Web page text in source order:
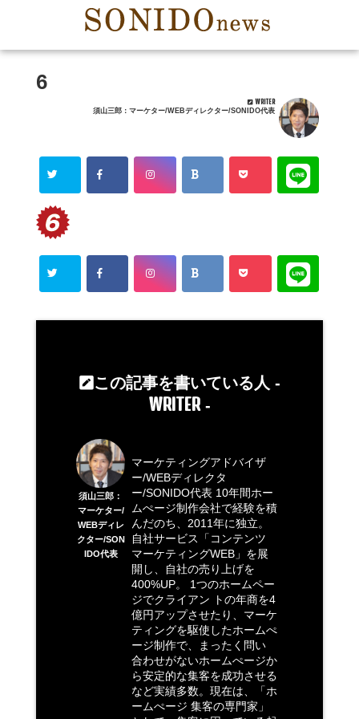
6
WRITER
須山三郎：マーケター/WEBディレクター/SONIDO代表
この記事を書いている人 -
WRITER-
須山三郎：
マーケター/
WEBディレ
クター/SON
IDO代表
マーケティングアドバイザ
ー/WEBディレクタ
ー/SONIDO代表 10年間ホー
ムぺージ制作会社で経験を積
んだのち、2011年に独立。
自社サービス「コンテンツ
マーケティングWEB」を展
開し、自社の売り上げを
400%UP。 1つのホームペー
ジでクライアン トの年商を4
億円アップさせたり、マーケ
ティングを駆使したホームぺ
ージ制作で、まったく問い
合わせがないホームぺージか
ら安定的な集客を成功させる
など実績多数。現在は、「ホ
ームぺージ 集客の専門家」